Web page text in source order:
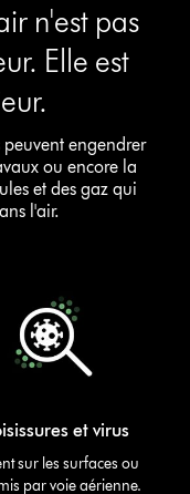
n'est pas
Elle est
peuvent engendrer
ou encore la
et des gaz qui
l'air.
et virus
sur les surfaces ou
par voie aérienne.